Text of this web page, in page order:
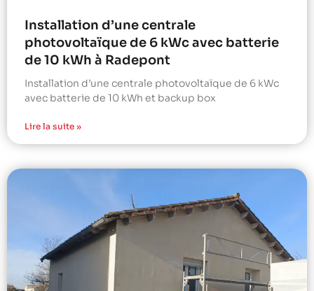
Installation d’une centrale
photovoltaïque de 6 kWc avec batterie
de 10 kWh à Radepont
Installation d’une centrale photovoltaïque de 6 kWc
avec batterie de 10 kWh et backup box
Lire la suite »